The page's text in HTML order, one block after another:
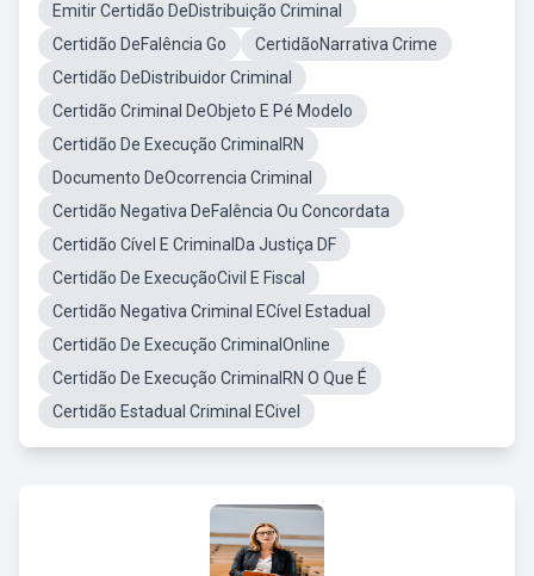
Emitir Certidão DeDistribuição Criminal
Certidão DeFalência Go
CertidãoNarrativa Crime
Certidão DeDistribuidor Criminal
Certidão Criminal DeObjeto E Pé Modelo
Certidão De Execução CriminalRN
Documento DeOcorrencia Criminal
Certidão Negativa DeFalência Ou Concordata
Certidão Cível E CriminalDa Justiça DF
Certidão De ExecuçãoCivil E Fiscal
Certidão Negativa Criminal ECível Estadual
Certidão De Execução CriminalOnline
Certidão De Execução CriminalRN O Que É
Certidão Estadual Criminal ECivel